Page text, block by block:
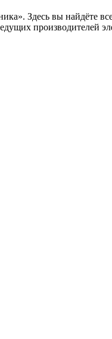
Здесь вы найдёте
производителей